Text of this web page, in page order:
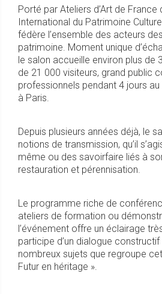
Porté par Ateliers d’Art de France
International du Patrimoine
fédère l’ensemble des acteurs
patrimoine. Moment unique
le salon accueille environ plus de
de 21 000 visiteurs, grand public
professionnels pendant 4 jours
à Paris.
Depuis plusieurs années déjà, le
notions de transmission, qu’il
même ou des savoirfaire liés à
restauration et pérennisation.
Le programme riche de
ateliers de formation ou
l’événement offre un éclairage
participe d’un dialogue
nombreux sujets que regroupe
Futur en héritage ».